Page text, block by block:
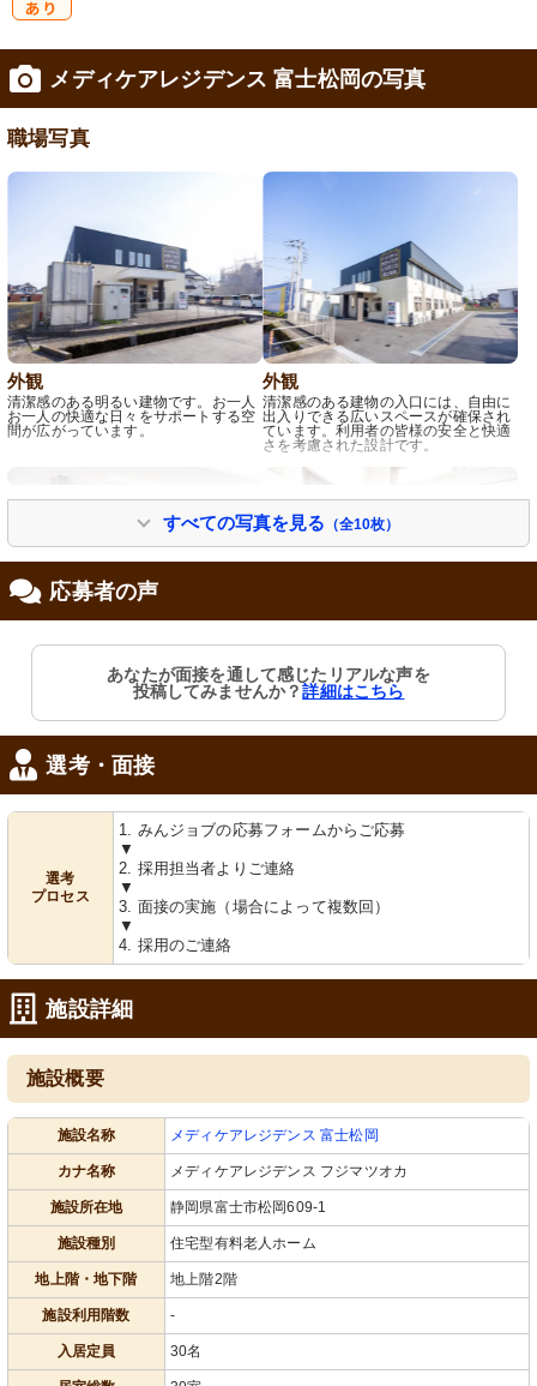
メディケアレジデンス 富士松岡の写真
職場写真
外観
清潔感のある明るい建物です。お一人
お一人の快適な日々をサポートする空
間が広がっています。
外観
清潔感のある建物の入口には、自由に
出入りできる広いスペースが確保され
ています。利用者の皆様の安全と快適
さを考慮された設計です。
エントランス
ゆったりとしたエントランスは、訪れ
る皆様を温かく迎え入れます。快適で
安心の生活を支える空間がここにあり
ます。
エントランス
靴を整理できる棚が設けられたエント
ランスです。座面があるので、靴の着
脱が楽に行えそうです。
エントランス
玄関には靴を整理できる棚が設置さ
れ、手指の消毒ができる備えもあり、
清潔で安心な環境が保たれています。
廊下
す。
共有スペース
ゆとりある空間を確保した温もりある
廊下です。手すりの設置により、歩行
に不安がある方も安心して移動できま
す。
共有スペース
用スペースです。ゆったりとした椅子
す。
すべての写真を見る （全10枚）
応募者の声
あなたが面接を通して感じたリアルな声を
投稿してみませんか？詳細はこちら
選考・面接
選考
プロセス
1. みんジョブの応募フォームからご応募
▼
2. 採用担当者よりご連絡
▼
3. 面接の実施（場合によって複数回）
▼
4. 採用のご連絡
施設詳細
施設概要
施設名称 メディケアレジデンス 富士松岡
カナ名称 メディケアレジデンス フジマツオカ
施設所在地 静岡県富士市松岡609-1
施設種別 住宅型有料老人ホーム
地上階・地下階 地上階2階
施設利用階数 -
入居定員 30名